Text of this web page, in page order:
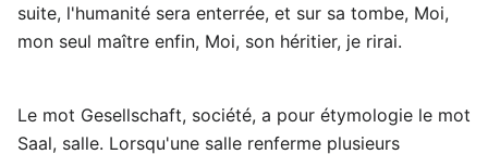
suite, l'humanité sera enterrée, et sur sa tombe, Moi,
mon seul maître enfin, Moi, son héritier, je rirai.
Le mot Gesellschaft, société, a pour étymologie le mot
Saal, salle. Lorsqu'une salle renferme plusieurs